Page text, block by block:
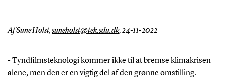
Af Sune Holst,suneholst@tek.sdu.dk,24-11-2022
- Tyndfilmsteknologi kommer ikke til at bremse klimakrisen
alene, men den er en vigtig del af den grønne omstilling.